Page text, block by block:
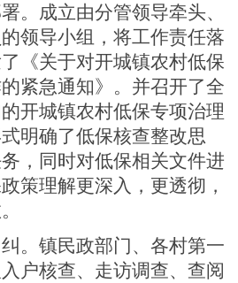
。成立由分管领导牵头、
领导小组，将工作责任落
《关于对开城镇农村低保
紧急通知》。并召开了全
开城镇农村低保专项治理
明确了低保核查整改思
，同时对低保相关文件进
策理解更深入，更透彻，
。镇民政部门、各村第一
户核查、走访调查、查阅